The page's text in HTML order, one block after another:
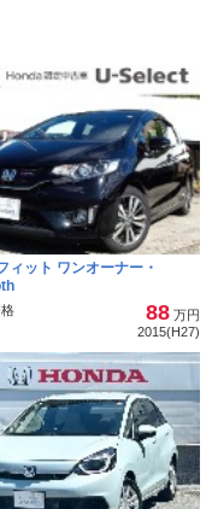
ィット ワンオーナー・
88 万円
2015(H27)